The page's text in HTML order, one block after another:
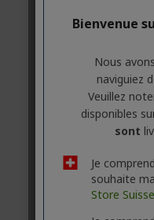
Bienvenue
Nous
naviguiez
Veuillez
disponibles
sont
Je
souhaite
Store